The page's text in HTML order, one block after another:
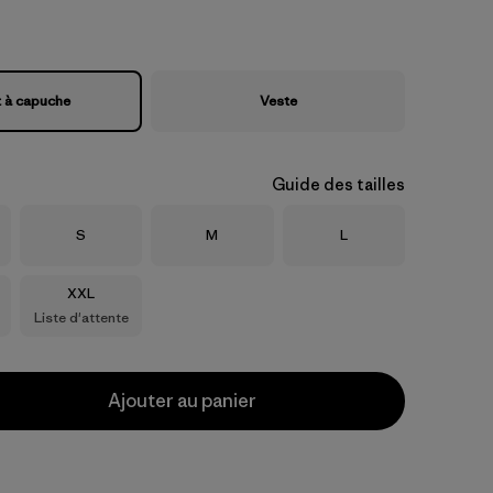
à capuche Veste
Guide des tailles
Taille
S Taille
M Taille
L
Taille
XXL
Liste d'attente
Ajouter au panier